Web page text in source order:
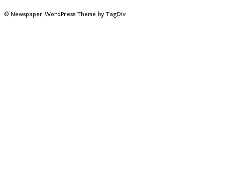
© Newspaper WordPress Theme by TagDiv